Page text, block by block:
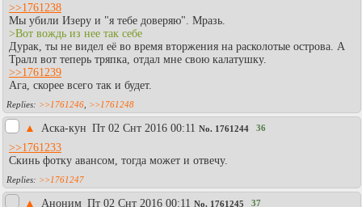
>>1761238
Мы убили Изеру и "я тебе доверяю". Мразь.
>Вот вождь из нее так себе
Дурак, ты не видел её во время вторжения на расколотые острова. А
Тралл вот теперь тряпка, отдал мне свою калатушку.
>>1761239
Ага, скорее всего так и будет.
>>1761246 >>1761248
▲ Аска-кун Пт 02 Снт 2016 00:11 No. 1761244 36
>>1761233
Скинь фотку авансом, тогда может и отвечу.
>>1761247
▲ Аноним Пт 02 Снт 2016 00:11 No. 1761245 37